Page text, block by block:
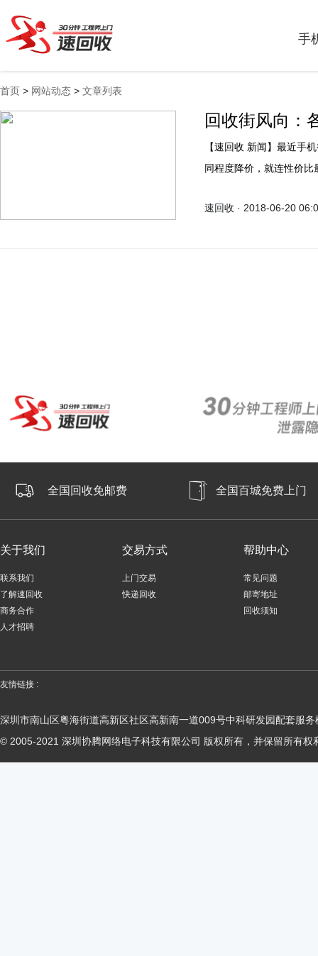
手
首页 > 网站动态 > 文章列表
回收街风向：
【速回收 新闻】最近手机行业出现了一股“降价风”，不管旗舰机还是千元机都有不
同程度降价，就连性价比
速回收 · 2018-06-20
全国回收免邮费 全国百城免费上门
关于我们
联系我们
了解速回收
商务合作
人才招聘
交易方式
上门交易
快递回收
帮助中心
常见问题
邮寄地址
回收须知
友情链接 :
深圳市南山区粤海街道高新区社区高新南一道009号中科研发园配套服务
© 2005-2021 深圳协腾网络电子科技有限公司 版权所有，并保留所有权